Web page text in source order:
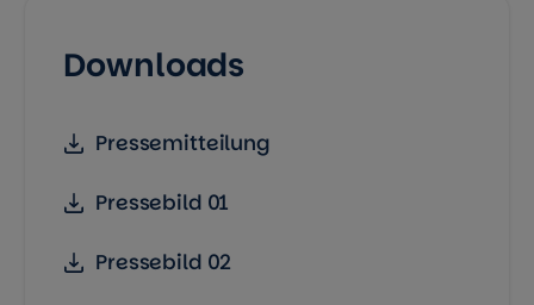
Downloads
Pressemitteilung
Pressebild 01
Pressebild 02